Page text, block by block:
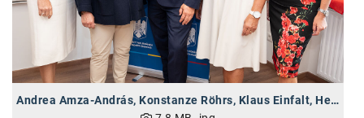
Andrea Amza-András, Konstanze Röhrs, Klaus Einfalt, Herta Stockbauer, Paola Strozzi (vlnr)